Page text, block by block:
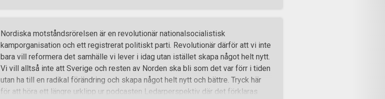
att vi tveklöst levt upp till! Under 2019 har det skickats in 2 127 kamprapporter.
Tillsammans med de många större aktioner som det rapporterats om i längre
artiklar istället för som kamprapporter och medräknat att vissa rapporter
innehåller flera aktiviteter, blir den totala siffran för antalet aktiviteter som
genomförts under året; närmare 2 500 styck
Nordiska motståndsrörelsen är en revolutionär nationalsocialistisk
kamporganisation och ett registrerat politiskt parti. Revolutionär därför att vi inte
bara vill reformera det samhälle vi lever i idag utan istället skapa något helt nytt.
Vi vill alltså inte att Sverige och resten av Norden ska bli som det var förr i tiden
utan ha till en radikal förändring och skapa något helt nytt och bättre. Tryck här
för att höra ett längre urklipp ur podcasten Ledarperspektiv där det förklaras